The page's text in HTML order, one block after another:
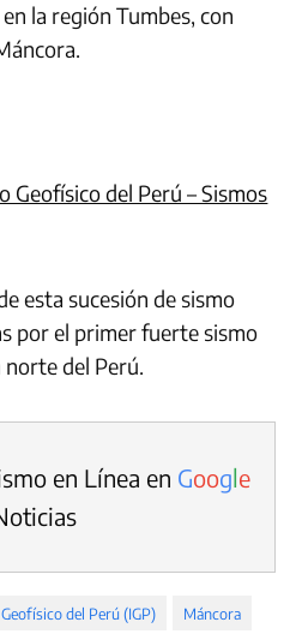
la región Tumbes, con
Geofísico del Perú – Sismos
esta sucesión de sismo
por el primer fuerte sismo
del Perú.
en Línea en Google
del Perú (IGP) Máncora